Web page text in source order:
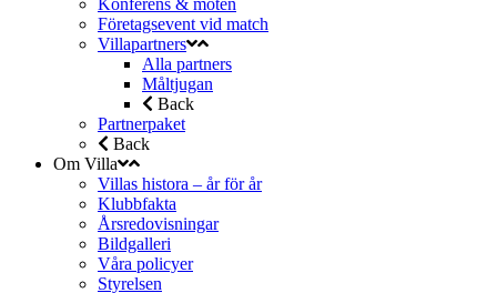
Konferens & möten
Företagsevent vid match
Villapartners
Alla partners
Måltjugan
Back
Partnerpaket
Back
Om Villa
Villas histora – år för år
Klubbfakta
Årsredovisningar
Bildgalleri
Våra policyer
Styrelsen